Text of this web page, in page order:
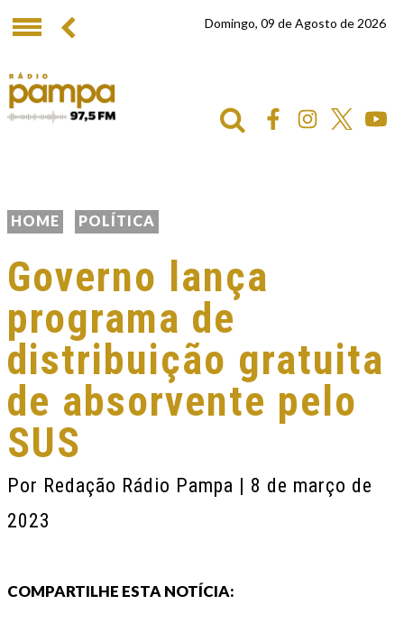
Domingo, 09 de Agosto de 2026
HOME POLÍTICA
Governo lança
programa de
distribuição gratuita
de absorvente pelo
SUS
Por Redação Rádio Pampa | 8 de março de
2023
COMPARTILHE ESTA NOTÍCIA: